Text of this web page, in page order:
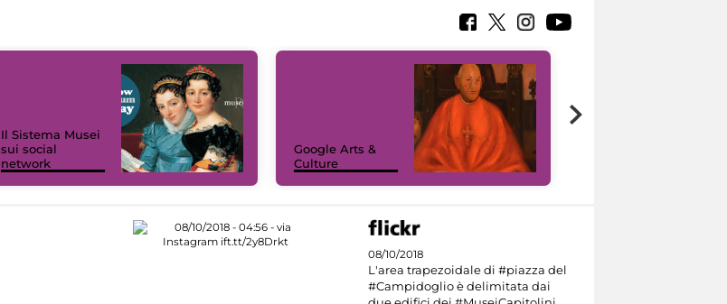
Il Sistema Musei
sui social
network
Google Arts &
Culture
08/10/2018
L'area trapezoidale di #piazza del
#Campidoglio è delimitata dai